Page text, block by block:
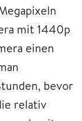
mit 1440p
einen
bevor
relativ